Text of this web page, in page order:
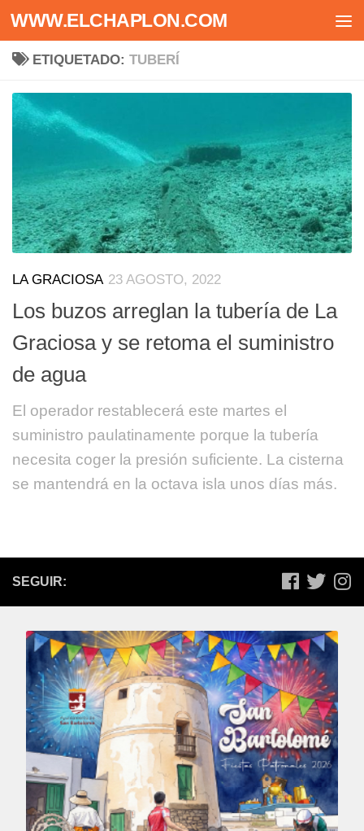
Saltar al contenido
WWW.ELCHAPLON.COM
ETIQUETADO: TUBERÍ
LA GRACIOSA 23 AGOSTO, 2022
Los buzos arreglan la tubería de La
Graciosa y se retoma el suministro
de agua
El operador restablecerá este martes el
suministro paulatinamente porque la tubería
necesita coger la presión suficiente. La cisterna
se mantendrá en la octava isla unos días más.
SEGUIR: